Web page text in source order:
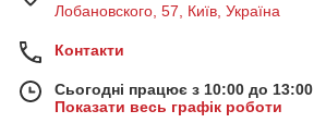
Лобановского, 57, Київ, Україна
Контакти
Сьогодні працює з 10:00 до 13:00
Показати весь графік роботи